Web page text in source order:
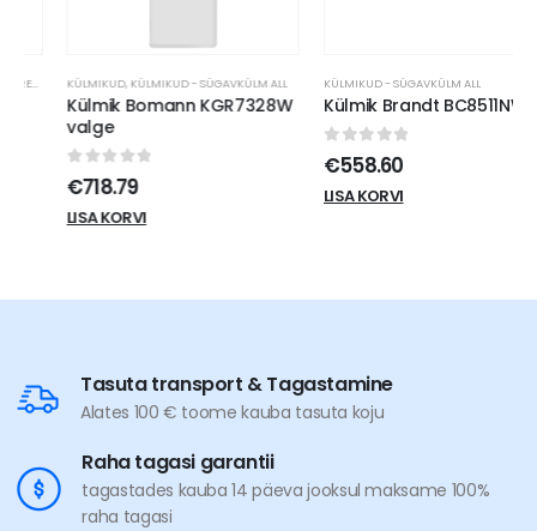
,KLAASUKSEGA KÜLMIKUD,KLAASUKSEGA SÜGAVKÜLMIKUD ,KÜLMIKUD
KÜLMIKUD,KÜLMIKUD - SÜGAVKÜLM ALL
Külmik Bomann KGR7328W
valge
out of 5
718.79
LISA KORVI
KÜLMIKUD - SÜGAVKÜLM ALL
Külmik Brandt BC8511NW
out of 5
558.60
LISA KORVI
Tasuta transport & Tagastamine
Alates 100 € toome kauba tasuta koju
Raha tagasi garantii
tagastades kauba 14 päeva jooksul maksame 100%
raha tagasi